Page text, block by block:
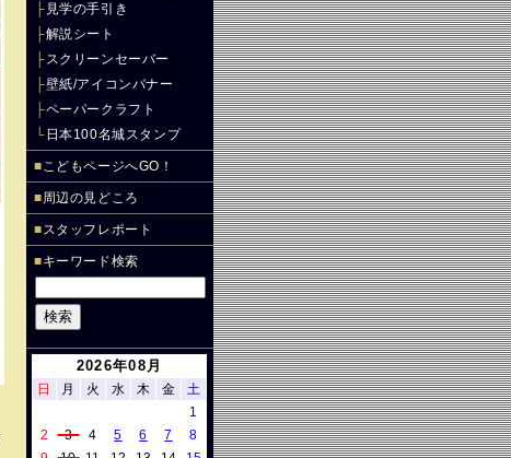
├ 見学の手引き
├解説シート
├スクリーンセーバー
├壁紙/アイコンバナー
├ペーパークラフト
└ 日本100名城スタンプ
■こどもページへGO！
■周辺の見どころ
■スタッフレポート
■キーワード検索
2026年08月
日 月 火 水 木 金
土
1
2
3 4 5 6 7
8